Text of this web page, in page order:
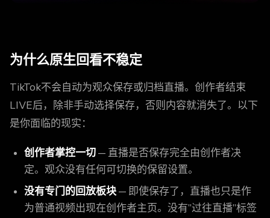
为什么原生回看不稳定
TikTok不会自动为观众保存或归档直播。创作者结束
LIVE后，除非手动选择保存，否则内容就消失了。以下
是你面临的现实：
创作者掌控一切 — 直播是否保存完全由创作者决
定。观众没有任何可切换的保留设置。
没有专门的回放板块 — 即使保存了，直播也只是作
为普通视频出现在创作者主页。没有"过往直播"标签